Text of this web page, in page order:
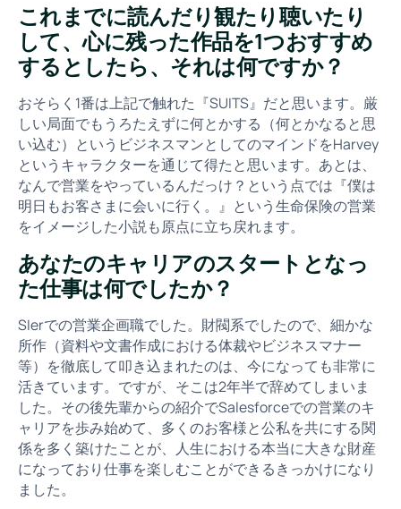
これまでに読んだり観たり聴いたり
して、心に残った作品を1つおすすめ
するとしたら、それは何ですか？
おそらく1番は上記で触れた『SUITS』だと思います。厳
しい局面でもうろたえずに何とかする（何とかなると思
い込む）というビジネスマンとしてのマインドをHarvey
というキャラクターを通じて得たと思います。あとは、
なんで営業をやっているんだっけ？という点では『僕は
明日もお客さまに会いに行く。』という生命保険の営業
をイメージした小説も原点に立ち戻れます。
あなたのキャリアのスタートとなっ
た仕事は何でしたか？
SIerでの営業企画職でした。財閥系でしたので、細かな
所作（資料や文書作成における体裁やビジネスマナー
等）を徹底して叩き込まれたのは、今になっても非常に
活きています。ですが、そこは2年半で辞めてしまいま
した。その後先輩からの紹介でSalesforceでの営業のキ
ャリアを歩み始めて、多くのお客様と公私を共にする関
係を多く築けたことが、人生における本当に大きな財産
になっており仕事を楽しむことができるきっかけになり
ました。